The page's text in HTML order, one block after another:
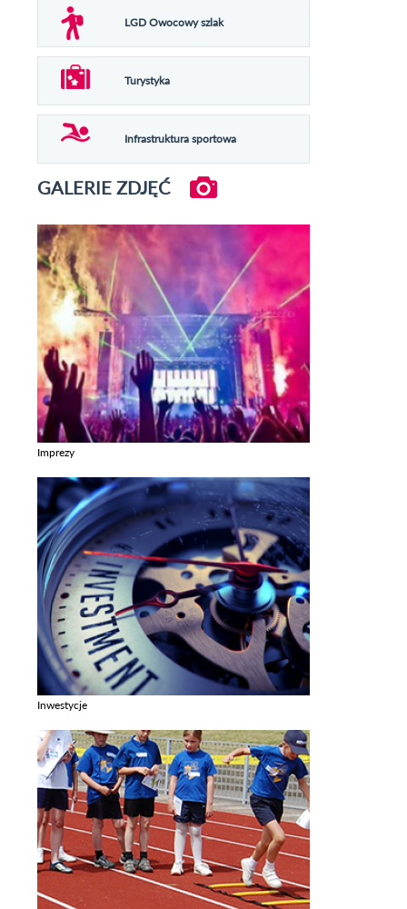
LGD Owocowy szlak
Turystyka
Infrastruktura sportowa
GALERIE ZDJĘĆ
Imprezy
Inwestycje